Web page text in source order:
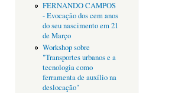
FERNANDO CAMPOS
- Evocação dos cem anos
do seu nascimento em 21
de Março
Workshop sobre
"Transportes urbanos e a
tecnologia como
ferramenta de auxílio na
deslocação"